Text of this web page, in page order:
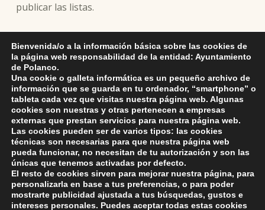
publicar las listas.
El plazo de presentación de solicitudes y
documentaciónfinaliza el viernes 14 de julio de
2017.
Relación de preseleccionados remitida por el EMCAN
Anuncio Bases proceso de selección
Skip back to main navigation
Bienvenida/o a la información básica sobre las cookies de
la página web responsabilidad de la entidad: Ayuntamiento
de Polanco.
Una cookie o galleta informática es un pequeño archivo de
información que se guarda en tu ordenador, “smartphone” o
tableta cada vez que visitas nuestra página web. Algunas
cookies son nuestras y otras pertenecen a empresas
externas que prestan servicios para nuestra página web.
Las cookies pueden ser de varios tipos: las cookies
técnicas son necesarias para que nuestra página web
pueda funcionar, no necesitan de tu autorización y son las
únicas que tenemos activadas por defecto.
El resto de cookies sirven para mejorar nuestra página, para
personalizarla en base a tus preferencias, o para poder
mostrarte publicidad ajustada a tus búsquedas, gustos e
intereses personales. Puedes aceptar todas estas cookies